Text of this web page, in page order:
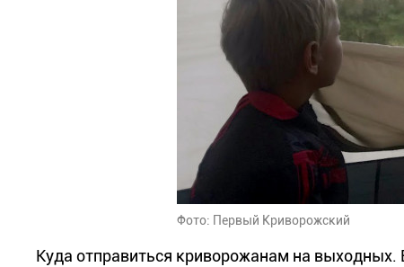
Фото: Первый Криворожский
Куда отправиться криворожанам на